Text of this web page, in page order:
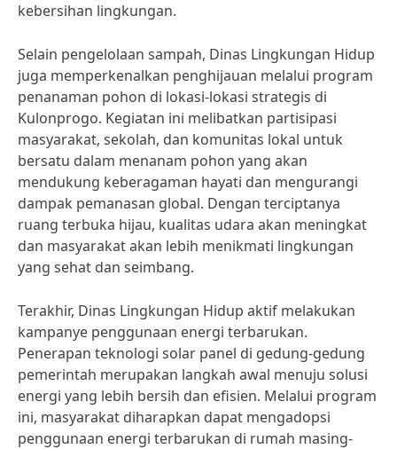
kebersihan lingkungan.
Selain pengelolaan sampah, Dinas Lingkungan Hidup
juga memperkenalkan penghijauan melalui program
penanaman pohon di lokasi-lokasi strategis di
Kulonprogo. Kegiatan ini melibatkan partisipasi
masyarakat, sekolah, dan komunitas lokal untuk
bersatu dalam menanam pohon yang akan
mendukung keberagaman hayati dan mengurangi
dampak pemanasan global. Dengan terciptanya
ruang terbuka hijau, kualitas udara akan meningkat
dan masyarakat akan lebih menikmati lingkungan
yang sehat dan seimbang.
Terakhir, Dinas Lingkungan Hidup aktif melakukan
kampanye penggunaan energi terbarukan.
Penerapan teknologi solar panel di gedung-gedung
pemerintah merupakan langkah awal menuju solusi
energi yang lebih bersih dan efisien. Melalui program
ini, masyarakat diharapkan dapat mengadopsi
penggunaan energi terbarukan di rumah masing-